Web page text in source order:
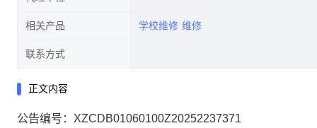
相关产品 学校维修 维修
联系方式
正文内容
公告编号：XZCDB01060100Z20252237371